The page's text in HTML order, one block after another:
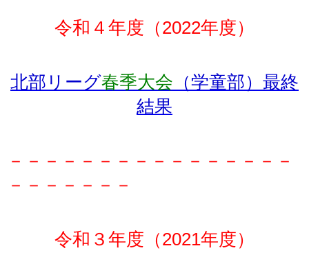
令和４年度（2022年度）
北部リーグ春季大会 （学童部）最終
結果
－－－－－－－－－－－－－－－－
－－－－－－－
令和３年度（2021年度）